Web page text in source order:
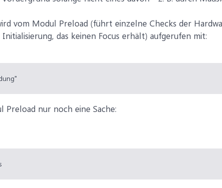
vom Modul Preload (führt einzelne Checks der
das keinen Focus erhält) aufgerufen mit:
Preload nur noch eine Sache: